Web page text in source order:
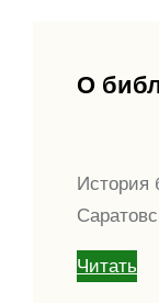
О
История
Читать